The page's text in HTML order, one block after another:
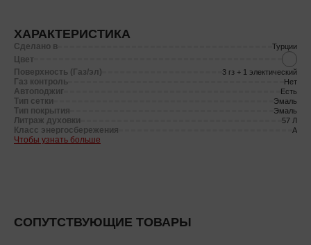
ХАРАКТЕРИСТИКА
Сделано в Турции
Цвет
Поверхность (Газ/эл)
3 гз + 1 электический
Газ контроль Нет
Автоподжиг Есть
Тип сетки Эмаль
Тип покрытия Эмаль
Литраж духовки 57 Л
Класс энергосбережения A
Чтобы узнать больше
СОПУТСТВУЮЩИЕ ТОВАРЫ